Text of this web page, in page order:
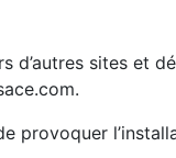
sites et